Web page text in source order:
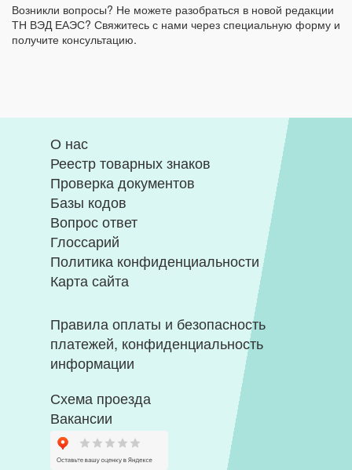
Возникли вопросы? Не можете разобраться в новой редакции
ТН ВЭД ЕАЭС? Свяжитесь с нами через специальную форму и
получите консультацию.
О нас
Реестр товарных знаков
Проверка документов
Базы кодов
Вопрос ответ
Глоссарий
Политика конфиденциальности
Карта сайта
Правила оплаты и безопасность
платежей, конфиденциальность
информации
Схема проезда
Вакансии